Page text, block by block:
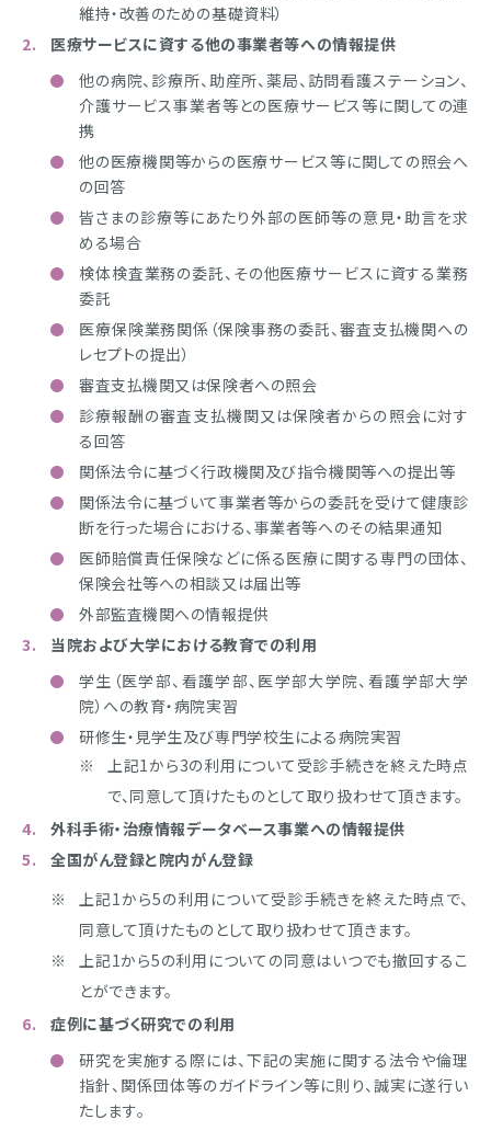
維持・改善のための基礎資料）
医療サービスに資する他の事業者等への情報提供
他の病院、診療所、助産所、薬局、訪問看護ステーション、
介護サービス事業者等との医療サービス等に関しての連
携
他の医療機関等からの医療サービス等に関しての照会へ
の回答
皆さまの診療等にあたり外部の医師等の意見・助言を求
める場合
検体検査業務の委託、その他医療サービスに資する業務
委託
医療保険業務関係（保険事務の委託、審査支払機関への
レセプトの提出）
審査支払機関又は保険者への照会
診療報酬の審査支払機関又は保険者からの照会に対す
る回答
関係法令に基づく行政機関及び指令機関等への提出等
関係法令に基づいて事業者等からの委託を受けて健康診
断を行った場合における、事業者等へのその結果通知
医師賠償責任保険などに係る医療に関する専門の団体、
保険会社等への相談又は届出等
外部監査機関への情報提供
当院および大学における教育での利用
学生（医学部、看護学部、医学部大学院、看護学部大学
院）への教育・病院実習
研修生・見学生及び専門学校生による病院実習
上記1から3の利用について受診手続きを終えた時点
で、同意して頂けたものとして取り扱わせて頂きます。
外科手術・治療情報データベース事業への情報提供
全国がん登録と院内がん登録
上記1から5の利用について受診手続きを終えた時点で、
同意して頂けたものとして取り扱わせて頂きます。
上記1から5の利用についての同意はいつでも撤回するこ
とができます。
症例に基づく研究での利用
研究を実施する際には、下記の実施に関する法令や倫理
指針、関係団体等のガイドライン等に則り、誠実に遂行い
たします｡